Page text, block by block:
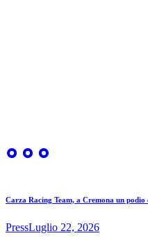
Carza Racing Team, a Cremona un
PressLuglio 22, 2026